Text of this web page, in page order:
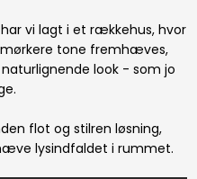
vi lagt i et rækkehus, hvor
tone fremhæves,
look - som jo
flot og stilren løsning,
lysindfaldet i rummet.